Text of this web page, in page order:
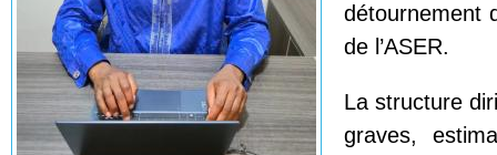
détournement
de l’ASER.
La structure
graves,